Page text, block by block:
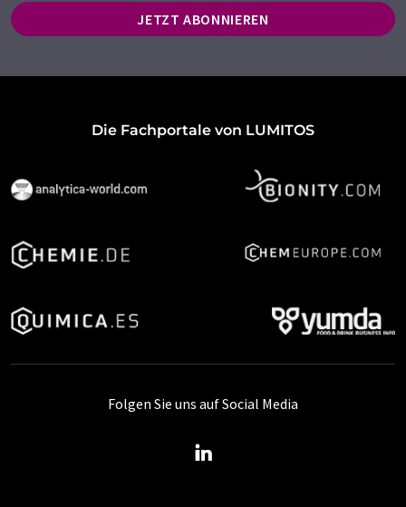
JETZT ABONNIEREN
Die Fachportale von LUMITOS
Folgen Sie uns auf Social Media